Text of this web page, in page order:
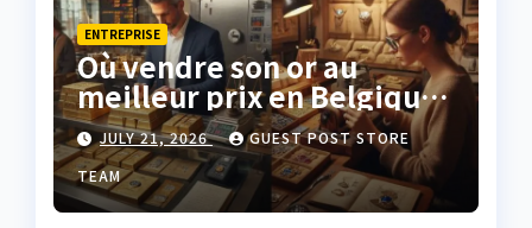
ENTREPRISE
Où vendre son or au
meilleur prix en Belgique
? JULY 21, 2026
GUEST POST STORE
TEAM